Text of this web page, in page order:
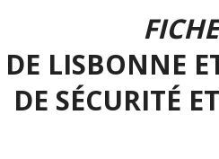
LISBONNE
DE SÉCURITÉ